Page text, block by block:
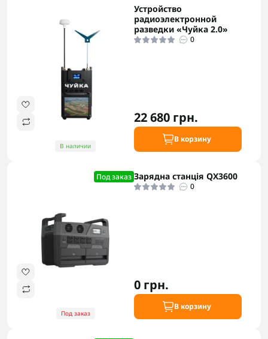
В наличии
Устройство
радиоэлектронной
разведки «Чуйка 2.0»
0
22 680 грн.
В корзину
Под заказ
Под заказ
Зарядна станція QX3600
0
0 грн.
В корзину